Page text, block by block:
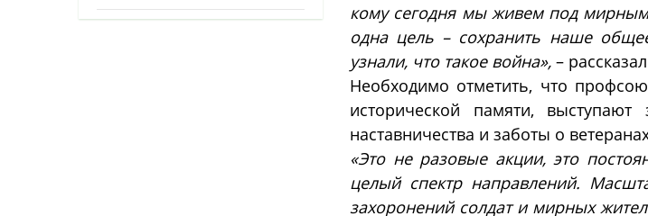
кому сегодня мы живем под
одна цель – сохранить наше
узнали, что такое война», –
Необходимо отметить, что
исторической памяти,
наставничества и заботы о
«Это не разовые акции, это
целый спектр направлений.
захоронений солдат и мирных